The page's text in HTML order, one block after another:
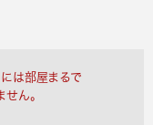
は部屋まるで
ん。